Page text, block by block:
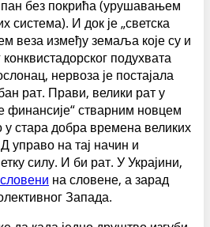
без покрића (урушавањем
система). И док је „светска
веза између земаља које су и
подухвата
нервоза је постајала
рат. Прави, велики рат у
финансије“ стварним новцем
у стара добра времена великих
управо на тај начин и
силу. И би рат. У Украјини,
словени на словене, а зарад
Запада.